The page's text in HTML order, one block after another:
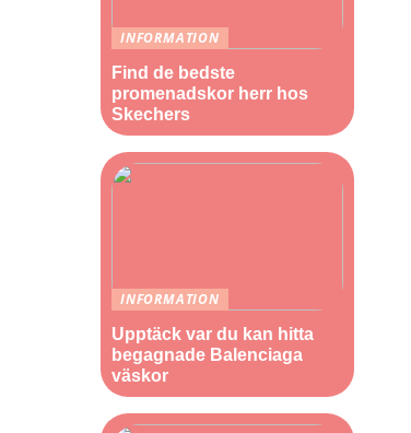
INFORMATION
Find de bedste
promenadskor herr hos
Skechers
INFORMATION
Upptäck var du kan hitta
begagnade Balenciaga
väskor